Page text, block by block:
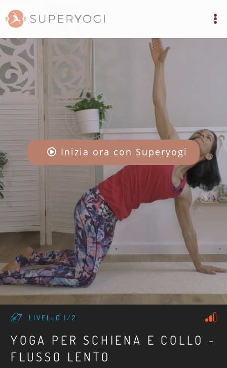
Inizia ora con Superyogi
LIVELLO 1/2
YOGA PER SCHIENA E COLLO -
FLUSSO LENTO